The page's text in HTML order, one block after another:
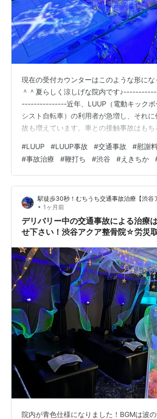
現在の受付カウンターはこのような形にな
＾＾夏らしく涼しげな院内です
---------------近年、LUUP（電動キックボ
シスト自転車）の利用者が急増し、それ
故も増えています。車との接触事故はもち
LUUP利用中に事故が発生した場合は、ま
を行い、その後LUUPへ事故報告をするこ
利用中の事故には保険が付帯されていま
は事故状況や保険会社の判断によって異
事故直後は興奮状態やアドレナリンの影
#LUUP #LUUP事故 #交通事故 #慰謝
#事故治療 #鞭打ち #渋谷 #えきちか
駅徒歩30秒！むちうち交通事故治療【渋谷
• 1ヶ月前
デリバリー中の交通事故による治療
せ下さい！渋谷アクア整骨院☆労災
院内が青色仕様になりました！BGMは波